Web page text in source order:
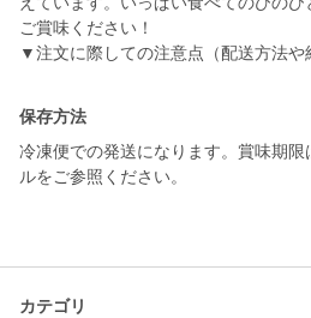
ご賞味ください！
▼注文に際しての注意点（配送方法や
保存方法
冷凍便での発送になります。賞味期
ルをご参照ください。
カテゴリ